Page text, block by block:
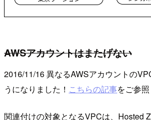
AWSアカウントはまたげない
2016/11/16 異なるAWSアカウントの
うになりました！ こちらの記事をご参照
関連付けの対象となるVPCは、Hosted